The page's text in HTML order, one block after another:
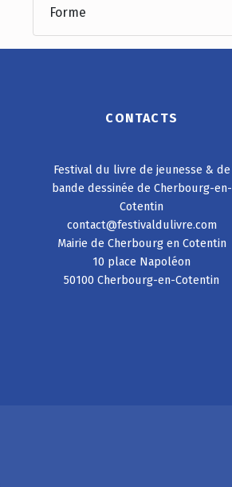
Forme
CONTACTS
Festival du livre de jeunesse & de
bande dessinée de Cherbourg-en-
Cotentin
contact@festivaldulivre.com
Mairie de Cherbourg en Cotentin
10 place Napoléon
50100 Cherbourg-en-Cotentin